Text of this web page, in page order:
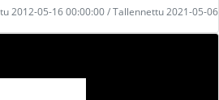
2012-05-16 00:00:00 / Tallennettu 2021-05-06